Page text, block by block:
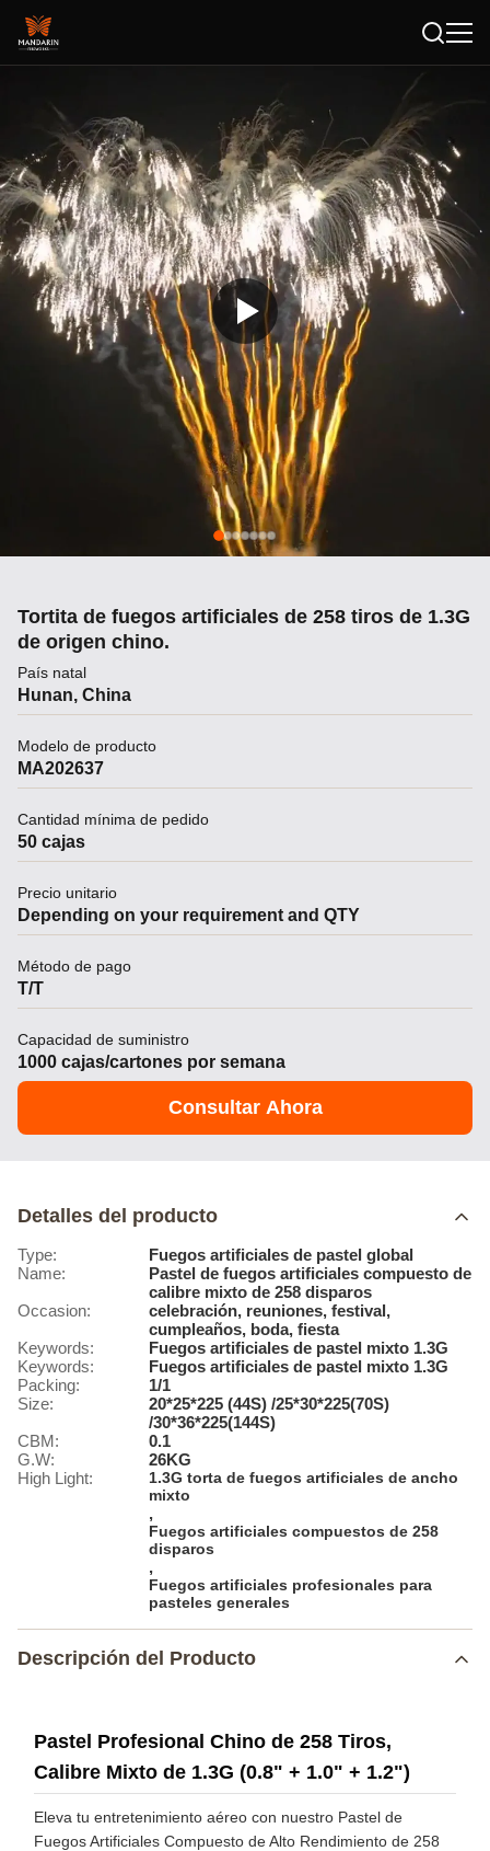
Tortita de fuegos artificiales de 258 tiros de 1.3G
de origen chino.
País natal
Hunan, China
Modelo de producto
MA202637
Cantidad mínima de pedido
50 cajas
Precio unitario
Depending on your requirement and QTY
Método de pago
T/T
Capacidad de suministro
1000 cajas/cartones por semana
Consultar Ahora
Detalles del producto
Type:
Fuegos artificiales de pastel global
Name:
Pastel de fuegos artificiales compuesto de
calibre mixto de 258 disparos
Occasion:
celebración, reuniones, festival,
cumpleaños, boda, fiesta
Keywords:
Fuegos artificiales de pastel mixto 1.3G
Keywords:
Fuegos artificiales de pastel mixto 1.3G
Packing:
1/1
Size:
20*25*225 (44S) /25*30*225(70S)
/30*36*225(144S)
CBM:
0.1
G.W:
26KG
High Light:
1.3G torta de fuegos artificiales de ancho
mixto
,
Fuegos artificiales compuestos de 258
disparos
,
Fuegos artificiales profesionales para
pasteles generales
Descripción del Producto
Pastel Profesional Chino de 258 Tiros,
Calibre Mixto de 1.3G (0.8" + 1.0" + 1.2")
Eleva tu entretenimiento aéreo con nuestro Pastel de
Fuegos Artificiales Compuesto de Alto Rendimiento de 258